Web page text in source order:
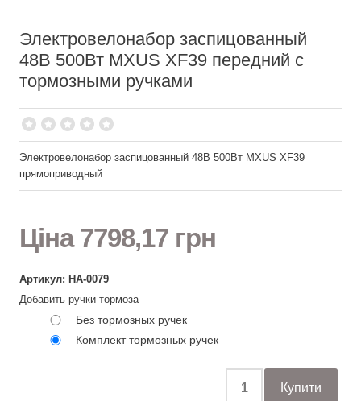
Электровелонабор заспицованный
48В 500Вт MXUS XF39 передний с
тормозными ручками
Электровелонабор заспицованный 48В 500Вт MXUS XF39
прямоприводный
Ціна7798,17 грн
Артикул: НА-0079
Добавить ручки тормоза
Без тормозных ручек
Комплект тормозных ручек